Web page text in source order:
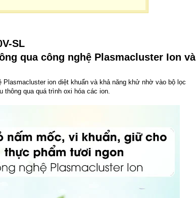
SL
qua công nghệ Plasmacluster Ion và
Plasmacluster ion diệt khuẩn và khả năng khử nhờ vào bộ lọc
thông qua quá trình oxi hóa các ion.